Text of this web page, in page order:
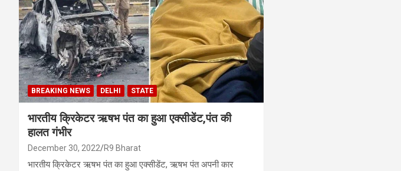
BREAKING NEWS DELHI STATE
भारतीय क्रिकेटर ऋषभ पंत का हुआ एक्सीडेंट,पंत की
हालत गंभीर
December 30, 2022 R9 Bharat
भारतीय क्रिकेटर ऋषभ पंत का हुआ एक्सीडेंट, ऋषभ पंत अपनी कार